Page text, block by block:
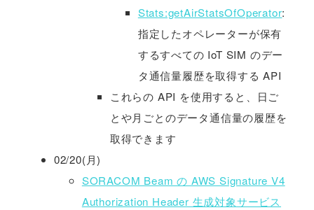
Stats:getAirStatsOfOperator:
指定したオペレーターが保有
するすべての IoT SIM のデー
タ通信量履歴を取得する API
これらの API を使用すると、日ご
とや月ごとのデータ通信量の履歴を
取得できます
02/20(月)
SORACOM Beam の AWS Signature V4
Authorization Header 生成対象サービス